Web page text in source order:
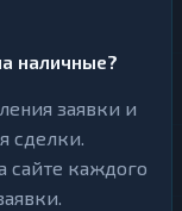
наличные?
заявки и
сделки.
сайте каждого